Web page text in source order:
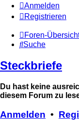
Anmelden
Registrieren
Foren-
Suche
Steckbriefe
Du hast keine
diesem Forum zu
Anmelden •